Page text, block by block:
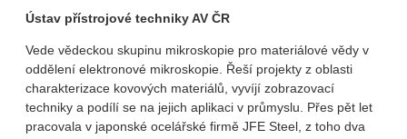
Ústav přístrojové techniky AV ČR
Vede vědeckou skupinu mikroskopie pro materiálové vědy v
oddělení elektronové mikroskopie. Řeší projekty z oblasti
charakterizace kovových materiálů, vyvíjí zobrazovací
techniky a podílí se na jejich aplikaci v průmyslu. Přes pět let
pracovala v japonské ocelářské firmě JFE Steel, z toho dva